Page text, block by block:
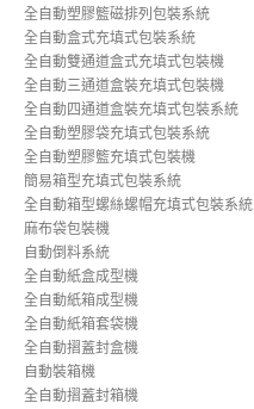
全自動塑膠籃磁排列包裝系統
全自動盒式充填式包裝系統
全自動雙通道盒式充填式包裝機
全自動三通道盒裝充填式包裝機
全自動四通道盒裝充填式包裝系統
全自動塑膠袋充填式包裝系統
全自動塑膠籃充填式包裝機
簡易箱型充填式包裝系統
全自動箱型螺絲螺帽充填式包裝系統
麻布袋包裝機
自動倒料系統
全自動紙盒成型機
全自動紙箱成型機
全自動紙箱套袋機
全自動摺蓋封盒機
自動裝箱機
全自動摺蓋封箱機